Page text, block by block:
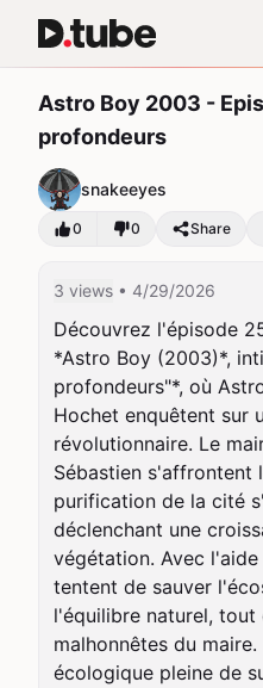
Astro Boy 2003 -
profondeurs
snakeeyes
0 0 Share
3 views • 4/29/2026
Découvrez l'épisode
*Astro Boy (2003)*,
profondeurs"*, où
Hochet enquêtent sur
révolutionnaire. Le
Sébastien s'affrontent
purification de la cité
déclenchant une
végétation. Avec
tentent de sauver
l'équilibre naturel, tout
malhonnêtes du
écologique pleine de